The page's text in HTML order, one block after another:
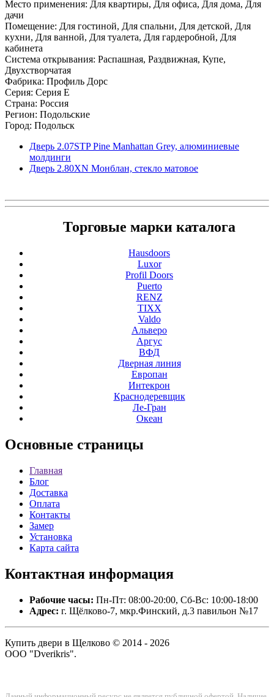
Место применения: Для квартиры, Для офиса, Для дома, Для
дачи
Помещение: Для гостиной, Для спальни, Для детской, Для
кухни, Для ванной, Для туалета, Для гардеробной, Для
кабинета
Система открывания: Распашная, Раздвижная, Купе,
Двухстворчатая
Фабрика: Профиль Дорс
Серия: Серия E
Страна: Россия
Регион: Подольские
Город: Подольск
Дверь 2.07STP Pine Manhattan Grey, алюминиевые
молдинги
Дверь 2.80ХN Монблан, стекло матовое
Торговые марки каталога
Hausdoors
Luxor
Profil Doors
Puerto
RENZ
TIXX
Valdo
Альверо
Аргус
ВФД
Дверная линия
Европан
Интекрон
Краснодеревщик
Ле-Гран
Океан
Основные страницы
Главная
Блог
Доставка
Оплата
Контакты
Замер
Установка
Карта сайта
Контактная информация
Рабочие часы: Пн-Пт: 08:00-20:00, Сб-Вс: 10:00-18:00
Адрес: г. Щёлково-7, мкр.Финский, д.3 павильон №17
Купить двери в Щелково © 2014 - 2026
ООО "Dverikris".